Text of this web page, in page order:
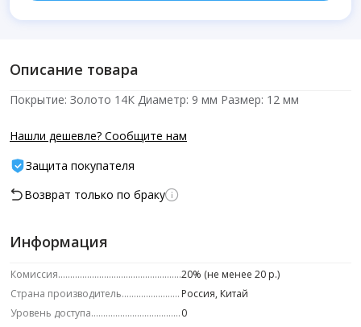
Описание товара
Покрытие: Золото 14К Диаметр: 9 мм Размер: 12 мм
Нашли дешевле? Сообщите нам
Защита покупателя
Возврат только по браку
Информация
Комиссия
20% (не менее 20 р.)
Страна производитель
Россия, Китай
Уровень доступа
0